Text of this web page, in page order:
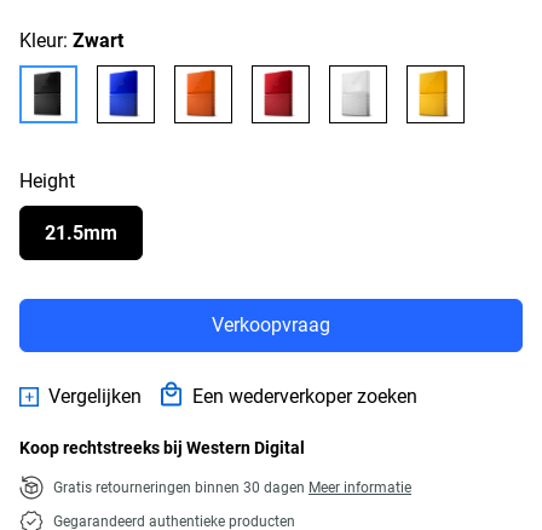
Kleur: Zwart
Height
21.5mm
Verkoopvraag
Vergelijken Een wederverkoper zoeken
Koop rechtstreeks bij Western Digital
Gratis retourneringen binnen 30 dagen Meer informatie
Gegarandeerd authentieke producten